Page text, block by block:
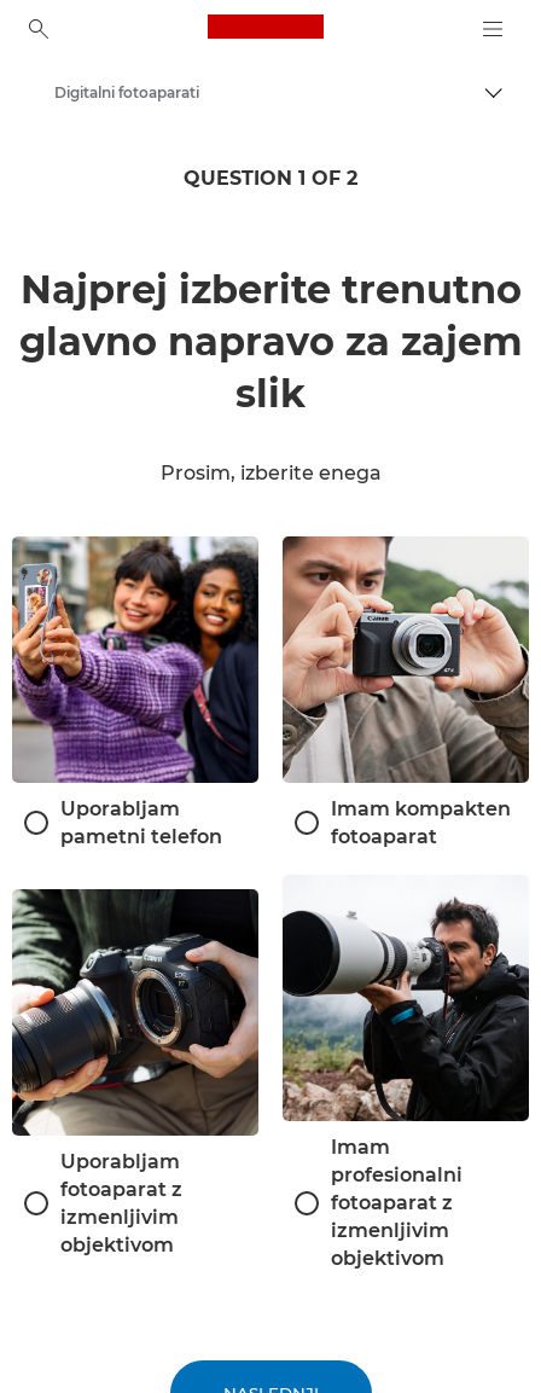
Canon Logo, back to
Digitalni fotoaparati
QUESTION 1 OF 2
Najprej izberite trenutno
glavno napravo za zajem
slik
Prosim, izberite enega
Uporabljam
pametni telefon
Imam kompakten
fotoaparat
Uporabljam
fotoaparat z
izmenljivim
objektivom
Imam
profesionalni
fotoaparat z
izmenljivim
objektivom